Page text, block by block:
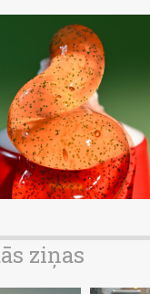
ziņas